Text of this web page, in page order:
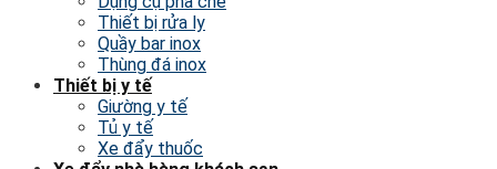
Thiết bị rửa ly
Quầy bar inox
Thùng đá inox
Thiết bị y tế
Giường y tế
Tủ y tế
Xe đẩy thuốc